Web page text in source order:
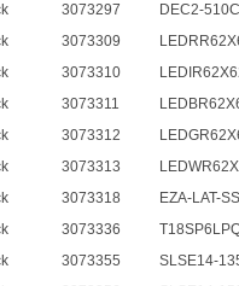
3073297
DEC2-510C
3073309
3073310
3073311
3073312
3073313
3073318
EZA-LAT-SS
3073336
3073355
SLSE14-